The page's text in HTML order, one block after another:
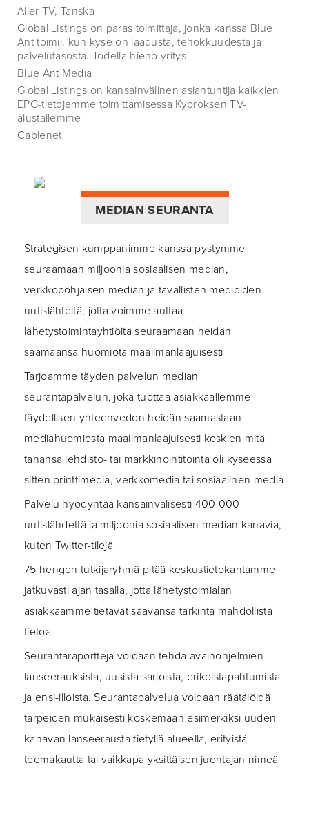
Aller TV, Tanska
Global Listings on paras toimittaja, jonka kanssa Blue
Ant toimii, kun kyse on laadusta, tehokkuudesta ja
palvelutasosta. Todella hieno yritys
Blue Ant Media
Global Listings on kansainvälinen asiantuntija kaikkien
EPG-tietojemme toimittamisessa Kyproksen TV-
alustallemme
Cablenet
MEDIAN SEURANTA
Strategisen kumppanimme kanssa pystymme
seuraamaan miljoonia sosiaalisen median,
verkkopohjaisen median ja tavallisten medioiden
uutislähteitä, jotta voimme auttaa
lähetystoimintayhtiöitä seuraamaan heidän
saamaansa huomiota maailmanlaajuisesti
Tarjoamme täyden palvelun median
seurantapalvelun, joka tuottaa asiakkaallemme
täydellisen yhteenvedon heidän saamastaan
mediahuomiosta maailmanlaajuisesti koskien mitä
tahansa lehdistö- tai markkinointitointa oli kyseessä
sitten printtimedia, verkkomedia tai sosiaalinen media
Palvelu hyödyntää kansainvälisesti 400 000
uutislähdettä ja miljoonia sosiaalisen median kanavia,
kuten Twitter-tilejä
75 hengen tutkijaryhmä pitää keskustietokantamme
jatkuvasti ajan tasalla, jotta lähetystoimialan
asiakkaamme tietävät saavansa tarkinta mahdollista
tietoa
Seurantaraportteja voidaan tehdä avainohjelmien
lanseerauksista, uusista sarjoista, erikoistapahtumista
ja ensi-illoista. Seurantapalvelua voidaan räätälöidä
tarpeiden mukaisesti koskemaan esimerkiksi uuden
kanavan lanseerausta tietyllä alueella, erityistä
teemakautta tai vaikkapa yksittäisen juontajan nimeä